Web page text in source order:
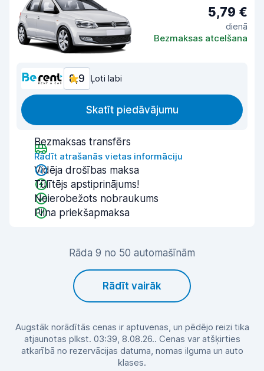
5,79 €
dienā
Bezmaksas atcelšana
8,9 Ļoti labi
Skatīt piedāvājumu
Bezmaksas transfērs
Rādīt atrašanās vietas informāciju
Vidēja drošības maksa
Tūlītējs apstiprinājums!
Neierobežots nobraukums
Pilna priekšapmaksa
Rāda 9 no 50 automašīnām
Rādīt vairāk
Augstāk norādītās cenas ir aptuvenas, un pēdējo reizi tika
atjaunotas plkst. 03:39, 8.08.26.. Cenas var atšķirties
atkarībā no rezervācijas datuma, nomas ilguma un auto
klases.